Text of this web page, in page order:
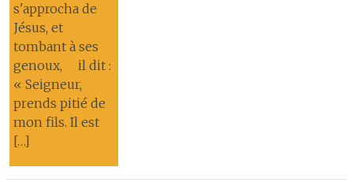
s'approcha de
Jésus, et
tombant à ses
genoux, il dit :
« Seigneur,
prends pitié de
mon fils. Il est
[…]